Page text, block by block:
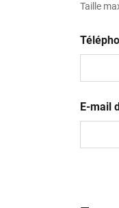
Taille
E-mail